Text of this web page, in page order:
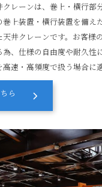
クレーンは、巻上・横行部
巻上装置・横行装置を備え
天井クレーンです。お客様
、仕様の自由度や耐久性
速・高頻度で扱う場合に
ら